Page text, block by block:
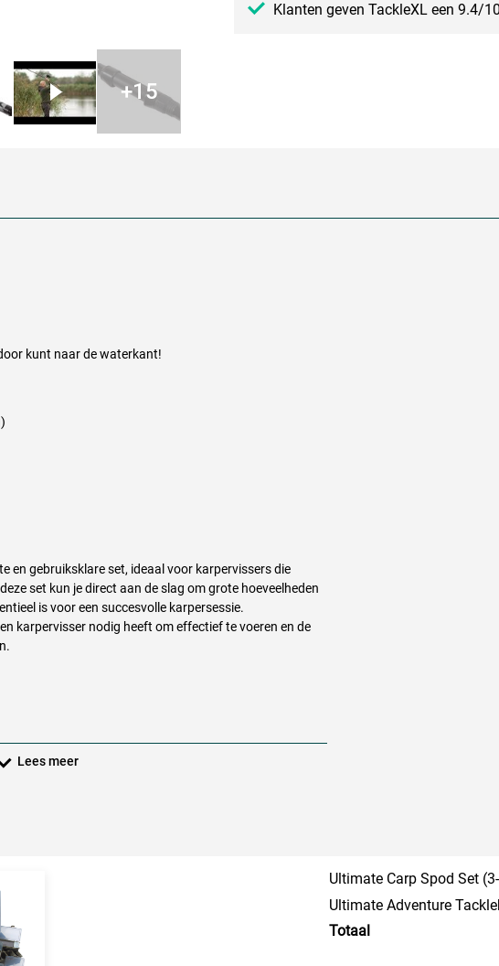
Klanten geven TackleXL een 9.4/10
kunt naar de waterkant!
en gebruiksklare set, ideaal voor karpervissers die
set kun je direct aan de slag om grote hoeveelheden
is voor een succesvolle karpersessie.
karpervisser nodig heeft om effectief te voeren en de
Lees meer
Ultimate Carp Spod Set
Ultimate Adventure
Totaal